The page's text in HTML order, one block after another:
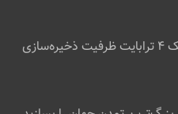
این کارت حافظه کوچک ۴ ترابایت ظرفیت ذخیره‌سازی